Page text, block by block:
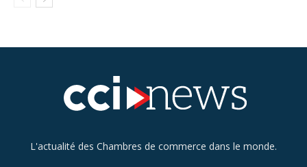
L'actualité des Chambres de commerce dans le monde.